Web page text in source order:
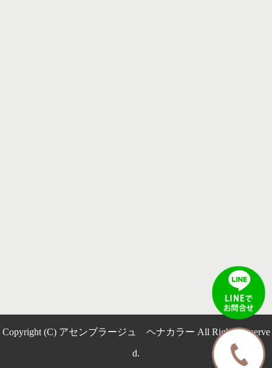
Copyright (C) アセンブラージュ ヘナカラー All Rights Reserve
d.